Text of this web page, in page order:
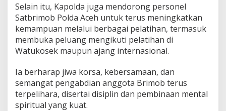
Selain itu, Kapolda juga mendorong personel
Satbrimob Polda Aceh untuk terus meningkatkan
kemampuan melalui berbagai pelatihan, termasuk
membuka peluang mengikuti pelatihan di
Watukosek maupun ajang internasional.
Ia berharap jiwa korsa, kebersamaan, dan
semangat pengabdian anggota Brimob terus
terpelihara, disertai disiplin dan pembinaan mental
spiritual yang kuat.